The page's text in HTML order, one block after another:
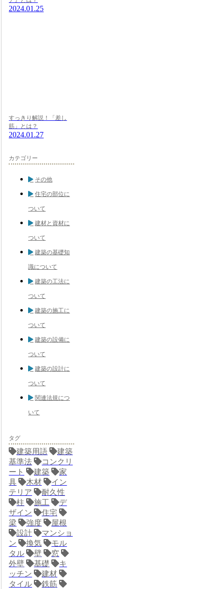
2024.01.25
すっきり解説！「差し
筋」とは？
2024.01.27
カテゴリー
その他
住宅の部位に
ついて
建材と資材に
ついて
建築の基礎知
識について
建築の工法に
ついて
建築の施工に
ついて
建築の設備に
ついて
建築の設計に
ついて
関連法規につ
いて
タグ
建築用語
建築
基準法
コンクリ
ート
建築
家
具
木材
イン
テリア
耐久性
柱
施工
デ
ザイン
住宅
梁
強度
屋根
設計
マンショ
ン
換気
モル
タル
壁
窓
外壁
基礎
キ
ッチン
建材
タイル
鉄筋